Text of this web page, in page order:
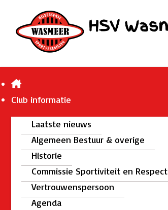
Club informatie
Laatste nieuws
Algemeen Bestuur & overige
Historie
Commissie Sportiviteit en Respect
Vertrouwenspersoon
Agenda